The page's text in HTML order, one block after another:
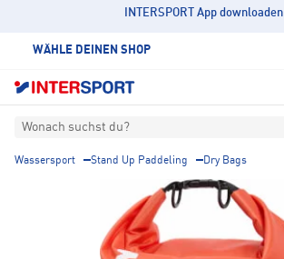
INTERSPORT App downloaden
WÄHLE DEINEN SHOP
Wonach suchst du?
Wassersport Stand Up Paddeling Dry Bags